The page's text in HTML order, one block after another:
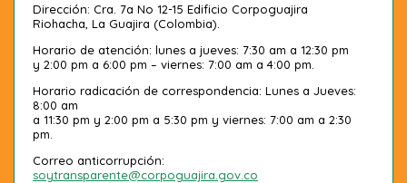
Dirección: Cra. 7a No 12-15 Edificio Corpoguajira
Riohacha, La Guajira (Colombia).
Horario de atención: lunes a jueves: 7:30 am a 12:30 pm
y 2:00 pm a 6:00 pm – viernes: 7:00 am a 4:00 pm.
Horario radicación de correspondencia: Lunes a Jueves:
8:00 am
a 11:30 pm y 2:00 pm a 5:30 pm y viernes: 7:00 am a 2:30
pm.
Correo anticorrupción:
soytransparente@corpoguajira.gov.co